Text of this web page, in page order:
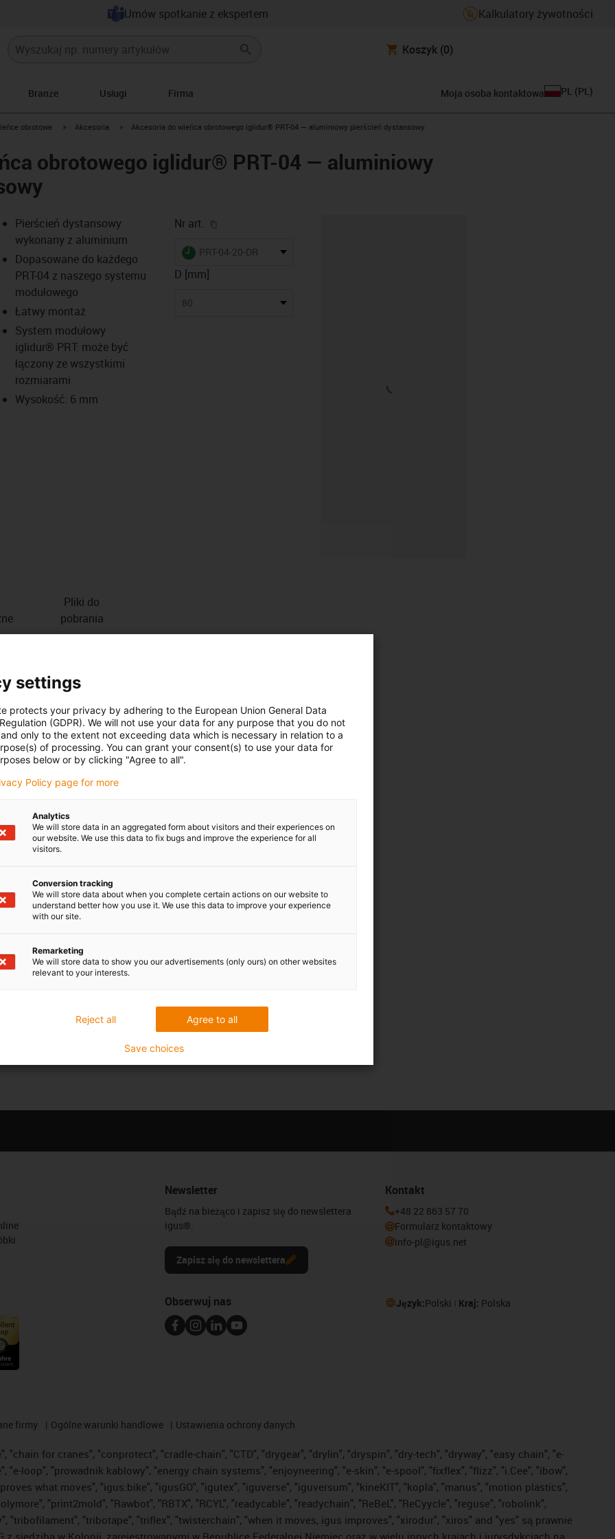
Umów spotkanie z ekspertem Kalkulatory żywotności
Koszyk (0)
Branże Usługi Firma Moja osoba kontaktowa PL (PL )
obrotowe igus-icon-arrow-right
Akcesoria igus-icon-arrow-right
Akcesoria do wieńca obrotowego iglidur® PRT-04 — aluminiowy pierścień dystansowy
obrotowego iglidur® PRT-04 — aluminiowy
icon-lupe
icon-lupe
icon-lupe
Pierścień dystansowy
wykonany z aluminium
Dopasowane do każdego
PRT-04 z naszego systemu
modułowego
Łatwy montaż
System modułowy
iglidur® PRT: może być
łączony ze wszystkimi
rozmiarami
Wysokość: 6 mm
Nr art.
igus-icon-lieferzeit
PRT-04-20-DR
D [mm]
80
Pliki do
pobrania
gotowymi do montażu wieńcami obrotowymi,
pracę. Dzięki wszechstronnym rozwiązaniom
PRT-04 można zamontować w bardzo krótkim czasie.
dystansowemu, łożysko PRT można bardzo łatwo
lub wycięć dla ruchomych części.
modułowego
aluminium
powierzchniach
Newsletter
Bądź na bieżąco i zapisz się do newslettera
igus®.
Zapisz się do newslettera
Kontakt
+48 22 863 57 70
Formularz kontaktowy
info-pl@igus.net
Obserwuj nas Język:Polski Kraj: Polska
firmy Ogólne warunki handlowe Ustawienia ochrony danych
"chain for cranes", "conprotect", "cradle-chain", "CTD", "drygear", "drylin", "dryspin", "dry-tech", "dryway", "easy chain", "e-
"e-loop", "prowadnik kablowy", "energy chain systems", "enjoyneering", "e-skin", "e-spool", "fixflex", "flizz", "i.Cee", "ibow",
what moves", "igus:bike", "igusGO", "igutex", "iguverse", "iguversum", "kineKIT", "kopla", "manus", "motion plastics",
"print2mold", "Rawbot", "RBTX", "RCYL", "readycable", "readychain", "ReBeL", "ReCyycle", "reguse", "robolink",
"tribofilament", "tribotape", "triflex", "twisterchain", "when it moves, igus improves", "xirodur", "xiros" and "yes" są prawnie
siedzibą w Kolonii, zarejestrowanymi w Republice Federalnej Niemiec oraz w wielu innych krajach i jurysdykcjach na
settings
protects your privacy by adhering to the European Union General Data
(GDPR). We will not use your data for any purpose that you do not
only to the extent not exceeding data which is necessary in relation to a
of processing. You can grant your consent(s) to use your data for
below or by clicking "Agree to all".
Policy page for more
Analytics
We will store data in an aggregated form about visitors and their experiences on
our website. We use this data to fix bugs and improve the experience for all
visitors.
Conversion tracking
We will store data about when you complete certain actions on our website to
understand better how you use it. We use this data to improve your experience
with our site.
Remarketing
We will store data to show you our advertisements (only ours) on other websites
relevant to your interests.
Agree to all
Reject all
Save choices